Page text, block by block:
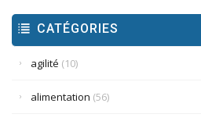
CATÉGORIES
agilité (10)
alimentation (56)